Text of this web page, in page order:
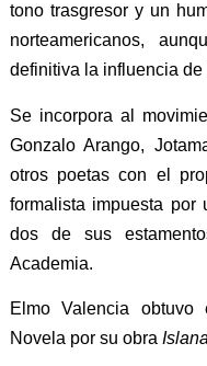
tono trasgresor y un
norteamericanos,
definitiva la influencia
Se incorpora al
Gonzalo Arango,
otros poetas con el
formalista impuesta por
dos de sus
Academia.
Elmo Valencia
Novela por su obra